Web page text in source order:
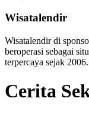
Wisatalendir
Wisatalendir di
beroperasi sebagai
terpercaya sejak
Cerita